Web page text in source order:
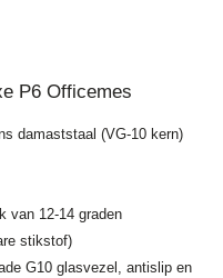
P6 Officemes
damaststaal (VG-10 kern)
van 12-14 graden
stikstof)
G10 glasvezel, antislip en